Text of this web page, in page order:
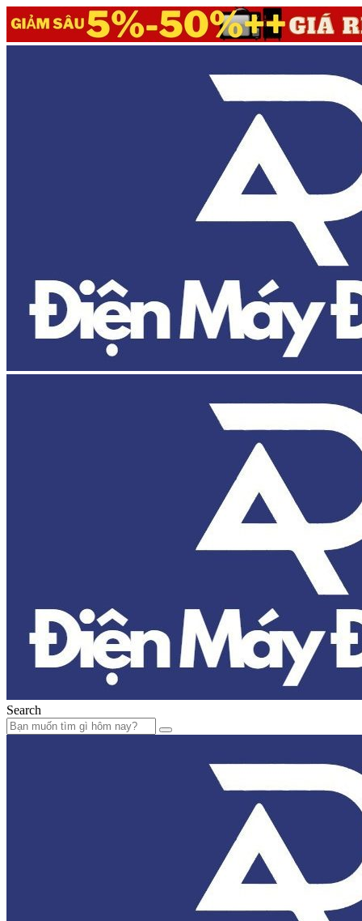
Search